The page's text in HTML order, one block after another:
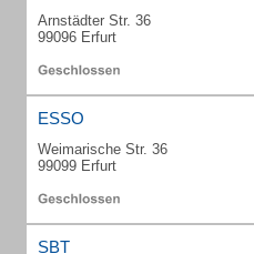
Arnstädter Str. 36
99096 Erfurt
ESSO
Weimarische Str. 36
99099 Erfurt
SBT